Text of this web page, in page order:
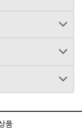
품